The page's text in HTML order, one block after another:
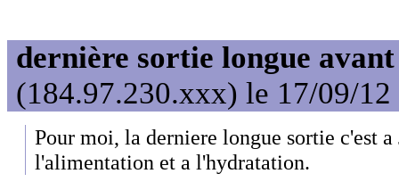
dernière sortie longue
(184.97.230.xxx) le 17/09/12
Pour moi, la derniere longue sortie c'est a
l'alimentation et a l'hydratation.